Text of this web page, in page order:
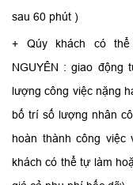
sau 60 phút )
+ Qúy khách có
NGUYÊN : giao động
lượng công việc nặng
bố trí số lượng nhân
hoàn thành công
khách có thể tự làm